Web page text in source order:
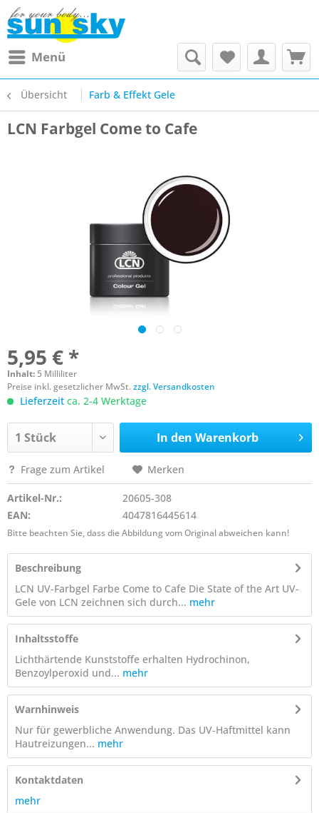
Menü
Übersicht Farb & Effekt Gele
LCN Farbgel Come to Cafe
5,95 € *
Inhalt: 5 Milliliter
Preise inkl. gesetzlicher MwSt.zzgl. Versandkosten
Lieferzeit ca. 2-4 Werktage
In den Warenkorb
Frage zum Artikel Merken
Artikel-Nr.:
20605-308
EAN:
4047816445614
Bitte beachten Sie, dass die Abbildung vom Original abweichen kann!
Beschreibung
LCN UV-Farbgel Farbe Come to Cafe Die State of the Art UV-
Gele von LCN zeichnen sich durch... mehr
Inhaltsstoffe
Lichthärtende Kunststoffe erhalten Hydrochinon,
Benzoylperoxid und... mehr
Warnhinweis
Nur für gewerbliche Anwendung. Das UV-Haftmittel kann
Hautreizungen... mehr
Kontaktdaten
mehr